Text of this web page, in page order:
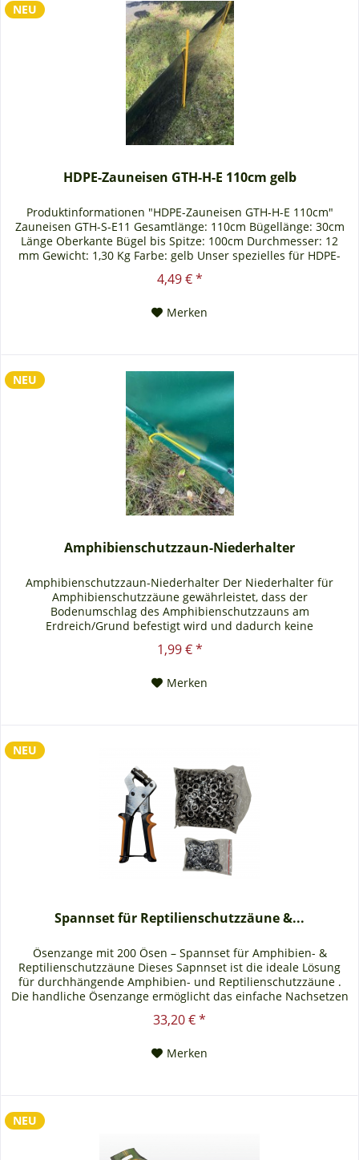
NEU
HDPE-Zauneisen GTH-H-E 110cm gelb
Produktinformationen "HDPE-Zauneisen GTH-H-E 110cm"
Zauneisen GTH-S-E11 Gesamtlänge: 110cm Bügellänge: 30cm
Länge Oberkante Bügel bis Spitze: 100cm Durchmesser: 12
mm Gewicht: 1,30 Kg Farbe: gelb Unser spezielles für HDPE-
eignet sich perfekt für den Aufbau eines Zauns. Das Eisen
4,49 € *
Merken
NEU
Amphibienschutzzaun-Niederhalter
Amphibienschutzzaun-Niederhalter Der Niederhalter für
Amphibienschutzzäune gewährleistet, dass der
Bodenumschlag des Amphibienschutzzauns am
Erdreich/Grund befestigt wird und dadurch keine
einfach mit einem Hammer an der Kante des Umschlags
den Untergrund...
1,99 € *
Merken
NEU
Spannset für Reptilienschutzzäune &...
Ösenzange mit 200 Ösen – Spannset für Amphibien- &
Reptilienschutzzäune Dieses Sapnnset ist die ideale Lösung
für durchhängende Amphibien- und Reptilienschutzzäune .
Die handliche Ösenzange ermöglicht das einfache Nachsetzen
aufwendige Montage. Anwendungsgebiet: Zum nachträglichen
33,20 € *
Merken
NEU